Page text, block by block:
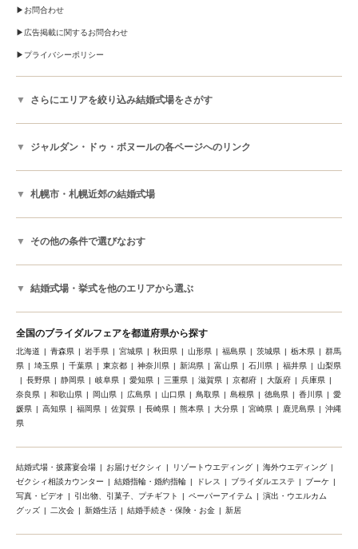
お問合わせ
広告掲載に関するお問合わせ
プライバシーポリシー
さらにエリアを絞り込み結婚式場をさがす
ジャルダン・ドゥ・ボヌールの各ページへのリンク
札幌市・札幌近郊の結婚式場
その他の条件で選びなおす
結婚式場・挙式を他のエリアから選ぶ
全国のブライダルフェアを都道府県から探す
北海道 青森県 岩手県 宮城県 秋田県 山形県 福島県 茨城県 栃木県
群馬
県
埼玉県 千葉県 東京都 神奈川県 新潟県 富山県 石川県 福井県
山梨県
長野県
静岡県 岐阜県 愛知県 三重県 滋賀県 京都府 大阪府
兵庫県
奈良県
和歌山県 岡山県 広島県 山口県 鳥取県 島根県 徳島県 香川県
愛
媛県
高知県 福岡県 佐賀県 長崎県 熊本県 大分県 宮崎県 鹿児島県
沖縄
県
結婚式場・披露宴会場 お届けゼクシィ リゾートウエディング
海外ウエディング
ゼクシィ相談カウンター
結婚指輪・婚約指輪 ドレス ブライダルエステ
ブーケ
写真・ビデオ
引出物、引菓子、プチギフト ペーパーアイテム
演出・ウエルカム
グッズ
二次会 新婚生活 結婚手続き・保険・お金 新居